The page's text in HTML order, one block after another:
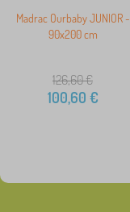
Madrac Ourbaby JUNIOR -
90x200 cm
126,60€
100,60 €